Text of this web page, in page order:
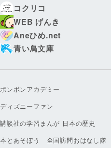
コクリコ
WEB げんき
Aneひめ.net
青い鳥文庫
ボンボンアカデミー
ディズニーファン
講談社の学習まんが 日本の歴史
本とあそぼう 全国訪問おはなし隊